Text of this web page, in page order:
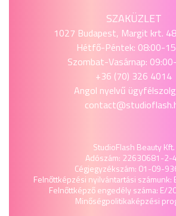
SZAKÜZLET
1027 Budapest, Margit krt.
Hétfő-Péntek: 08:00-
Szombat-Vasárnap:
+36 (70) 326 4014
Angol nyelvű
StudioFlash Beauty Kft.
Adószám: 22630681-2-
Cégjegyzékszám: 01-09-
Felnőttképzési nyilvántartási
Felnőttképző engedély száma: E/
Minőségpolitikaképzési